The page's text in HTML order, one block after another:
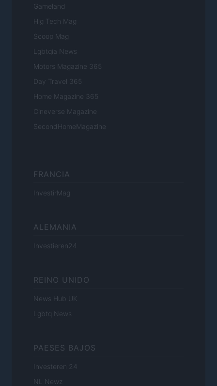
Gameland
Hig Tech Mag
Scoop Mag
Lgbtqia News
Motors Magazine 365
Day Travel 365
Home Magazine 365
Cineverse Magazine
SecondHomeMagazine
FRANCIA
InvestirMag
ALEMANIA
Investieren24
REINO UNIDO
News Hub UK
Lgbtq News
PAESES BAJOS
Investeren 24
NL Newz